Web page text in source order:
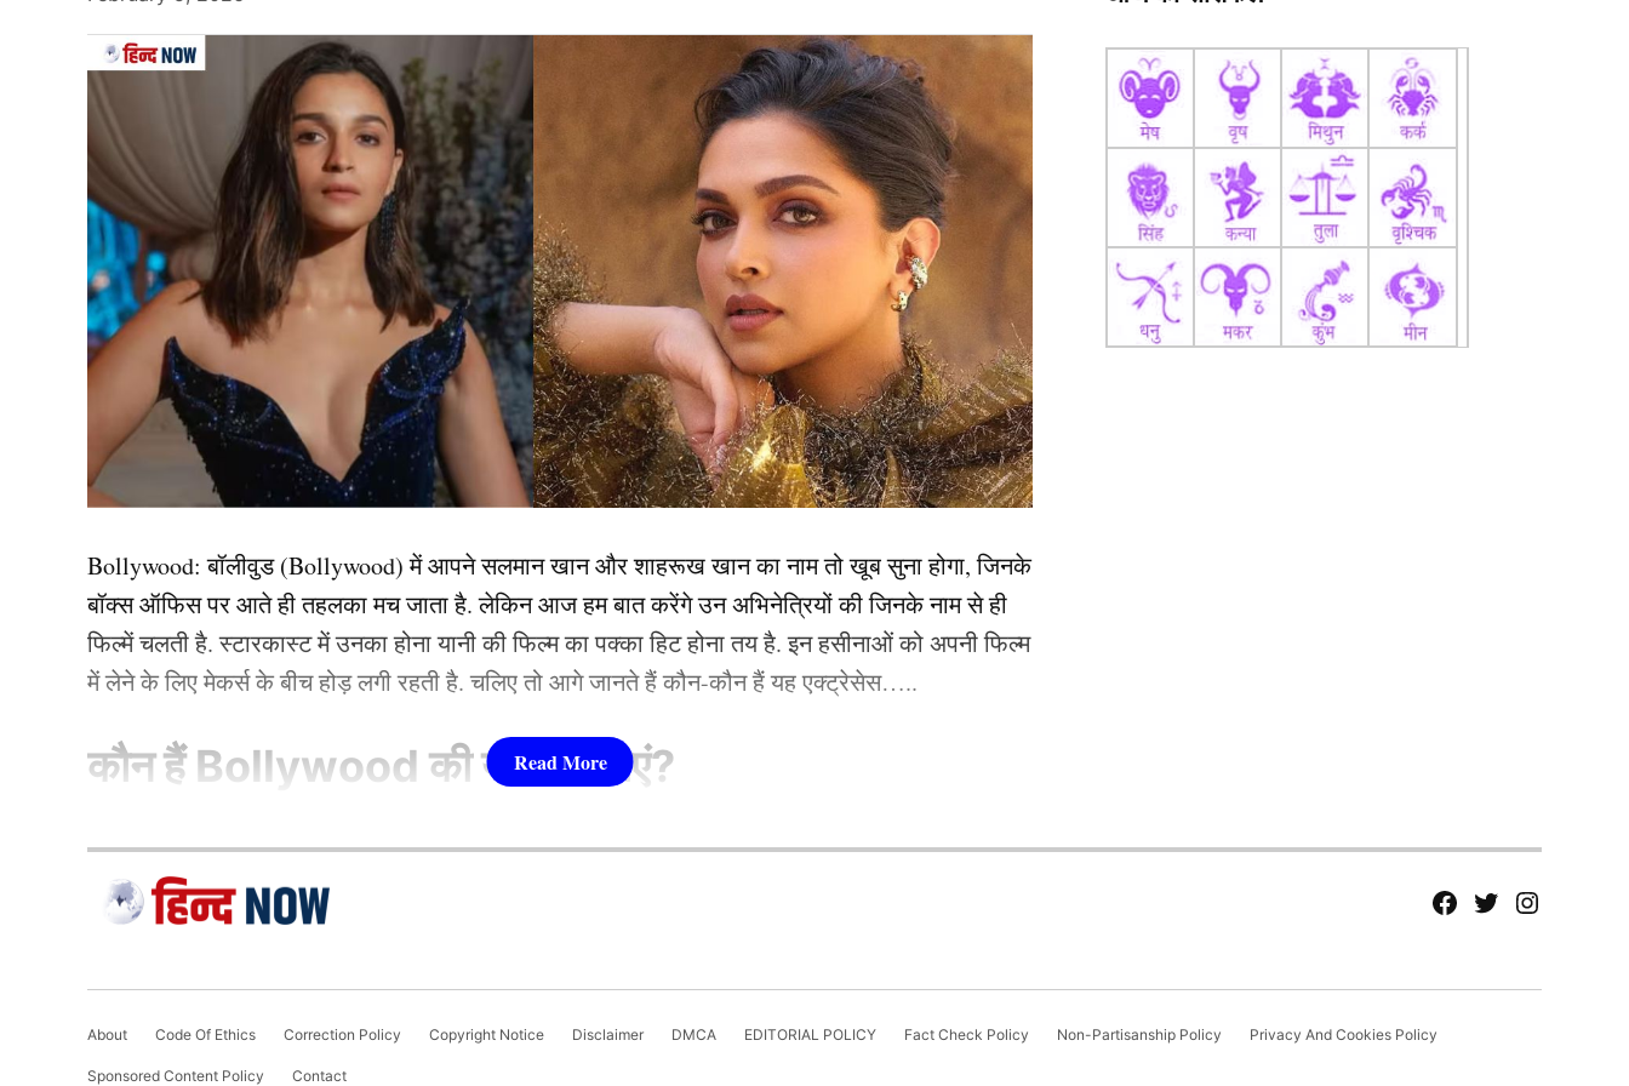
दहेज़ के लिए बहू को जिन्दा जलाया
Greater Noida Nikki Murder Case
जलाने का आरोप लगा है. मारपीट और आग में जलने का उसका दर्दनाक वीडियो सोशल मीडिया पर सामने आया है.
Bollywood:बॉलीवुड (Bollywood)में आपने सलमान खान और शाहरूख खान का नाम तो खूब सुना होगा, जिनके
बॉक्स ऑफिस पर आते ही तहलका मच जाता है. लेकिन आज हम बात करेंगे उन अभिनेत्रियों की जिनके नाम से ही
फिल्में चलती है. स्टारकास्ट में उनका होना यानी की फिल्म का पक्का हिट होना तय है. इन हसीनाओं को अपनी फिल्म
में लेने के लिए मेकर्स के बीच होड़ लगी रहती है. चलिए तो आगे जानते हैं कौन-कौन हैं यह एक्ट्रेसेस…..
कौन हैंBollywood की यह हसीनाएं?
1.दीपिका पादुकोण ( Deepika Padukone)
fb Tw tw
About Code Of Ethics Correction Policy Copyright Notice Disclaimer DMCA EDITORIAL POLICY Fact Check Policy Non-Partisanship Policy Privacy And Cookies Policy
Sponsored Content Policy Contact